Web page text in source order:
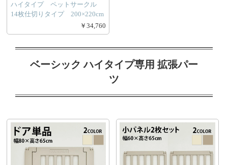
ハイタイプ ペットサークル
14枚仕切りタイプ 200×220cm
￥34,760
ベーシック ハイタイプ専用 拡張パー
ツ